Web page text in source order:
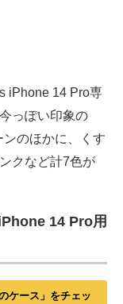
iPhone 14 Pro専
っぽい印象の
のほかに、くす
クなど計7色が
14 Pro用
ケース」をチェッ